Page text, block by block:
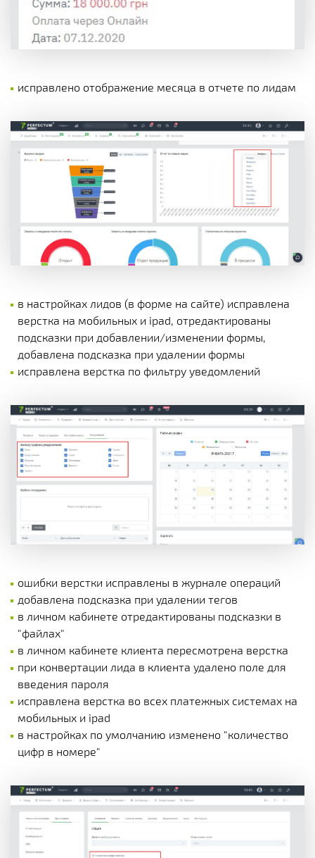
исправлено отображение месяца в отчете по лидам
в настройках лидов (в форме на сайте) исправлена
верстка на мобильных и ipad, отредактированы
подсказки при добавлении/изменении формы,
добавлена подсказка при удалении формы
исправлена верстка по фильтру уведомлений
ошибки верстки исправлены в журнале операций
добавлена подсказка при удалении тегов
в личном кабинете отредактированы подсказки в
"файлах"
в личном кабинете клиента пересмотрена верстка
при конвертации лида в клиента удалено поле для
введения пароля
исправлена верстка во всех платежных системах на
мобильных и ipad
в настройках по умолчанию изменено "количество
цифр в номере"